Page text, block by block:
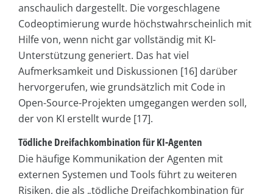
anschaulich dargestellt. Die vorgeschlagene
Codeoptimierung wurde höchstwahrscheinlich mit
Hilfe von, wenn nicht gar vollständig mit KI-
Unterstützung generiert. Das hat viel
Aufmerksamkeit und Diskussionen [16] darüber
hervorgerufen, wie grundsätzlich mit Code in
Open-Source-Projekten umgegangen werden soll,
der von KI erstellt wurde [17].
Tödliche Dreifachkombination für KI-Agenten
Die häufige Kommunikation der Agenten mit
externen Systemen und Tools führt zu weiteren
Risiken, die als „tödliche Dreifachkombination für